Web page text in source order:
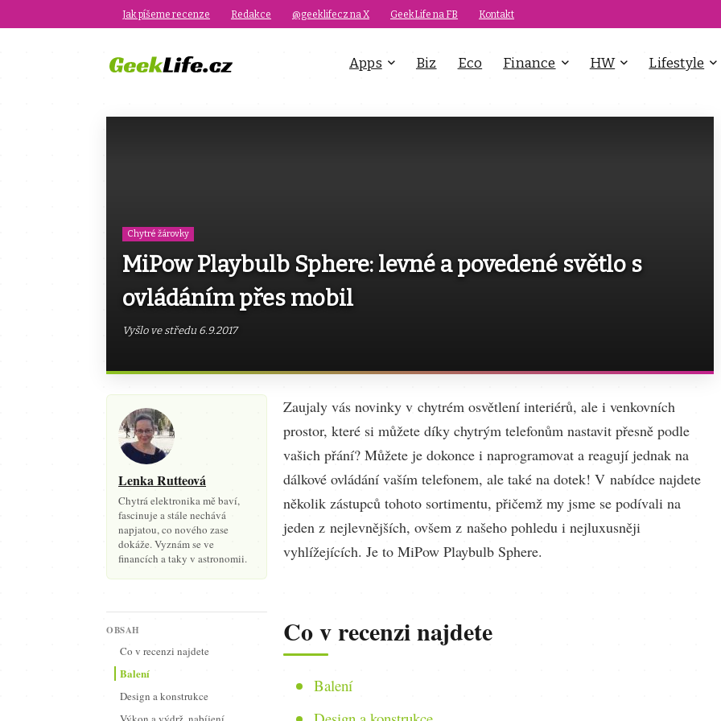
Jak píšeme recenze Redakce @geeklifecz na X GeekLife na FB Kontakt
Apps Biz Eco Finance HW Lifestyle
Chytré žárovky
MiPow Playbulb Sphere: levné a povedené světlo s
ovládáním přes mobil
Vyšlo ve středu 6.9.2017
Lenka Rutteová
Chytrá elektronika mě baví,
fascinuje a stále nechává
napjatou, co nového zase
dokáže. Vyznám se ve
financích a taky v astronomii.
OBSAH
Co v recenzi najdete
Balení
Design a konstrukce
Zaujaly vás novinky v chytrém osvětlení interiérů, ale i venkovních
prostor, které si můžete díky chytrým telefonům nastavit přesně podle
vašich přání? Můžete je dokonce i naprogramovat a reagují jednak na
dálkové ovládání vaším telefonem, ale také na dotek! V nabídce najdete
několik zástupců tohoto sortimentu, přičemž my jsme se podívali na
jeden z nejlevnějších, ovšem z našeho pohledu i nejluxusněji
vyhlížejících. Je to MiPow Playbulb Sphere.
Co v recenzi najdete
Balení